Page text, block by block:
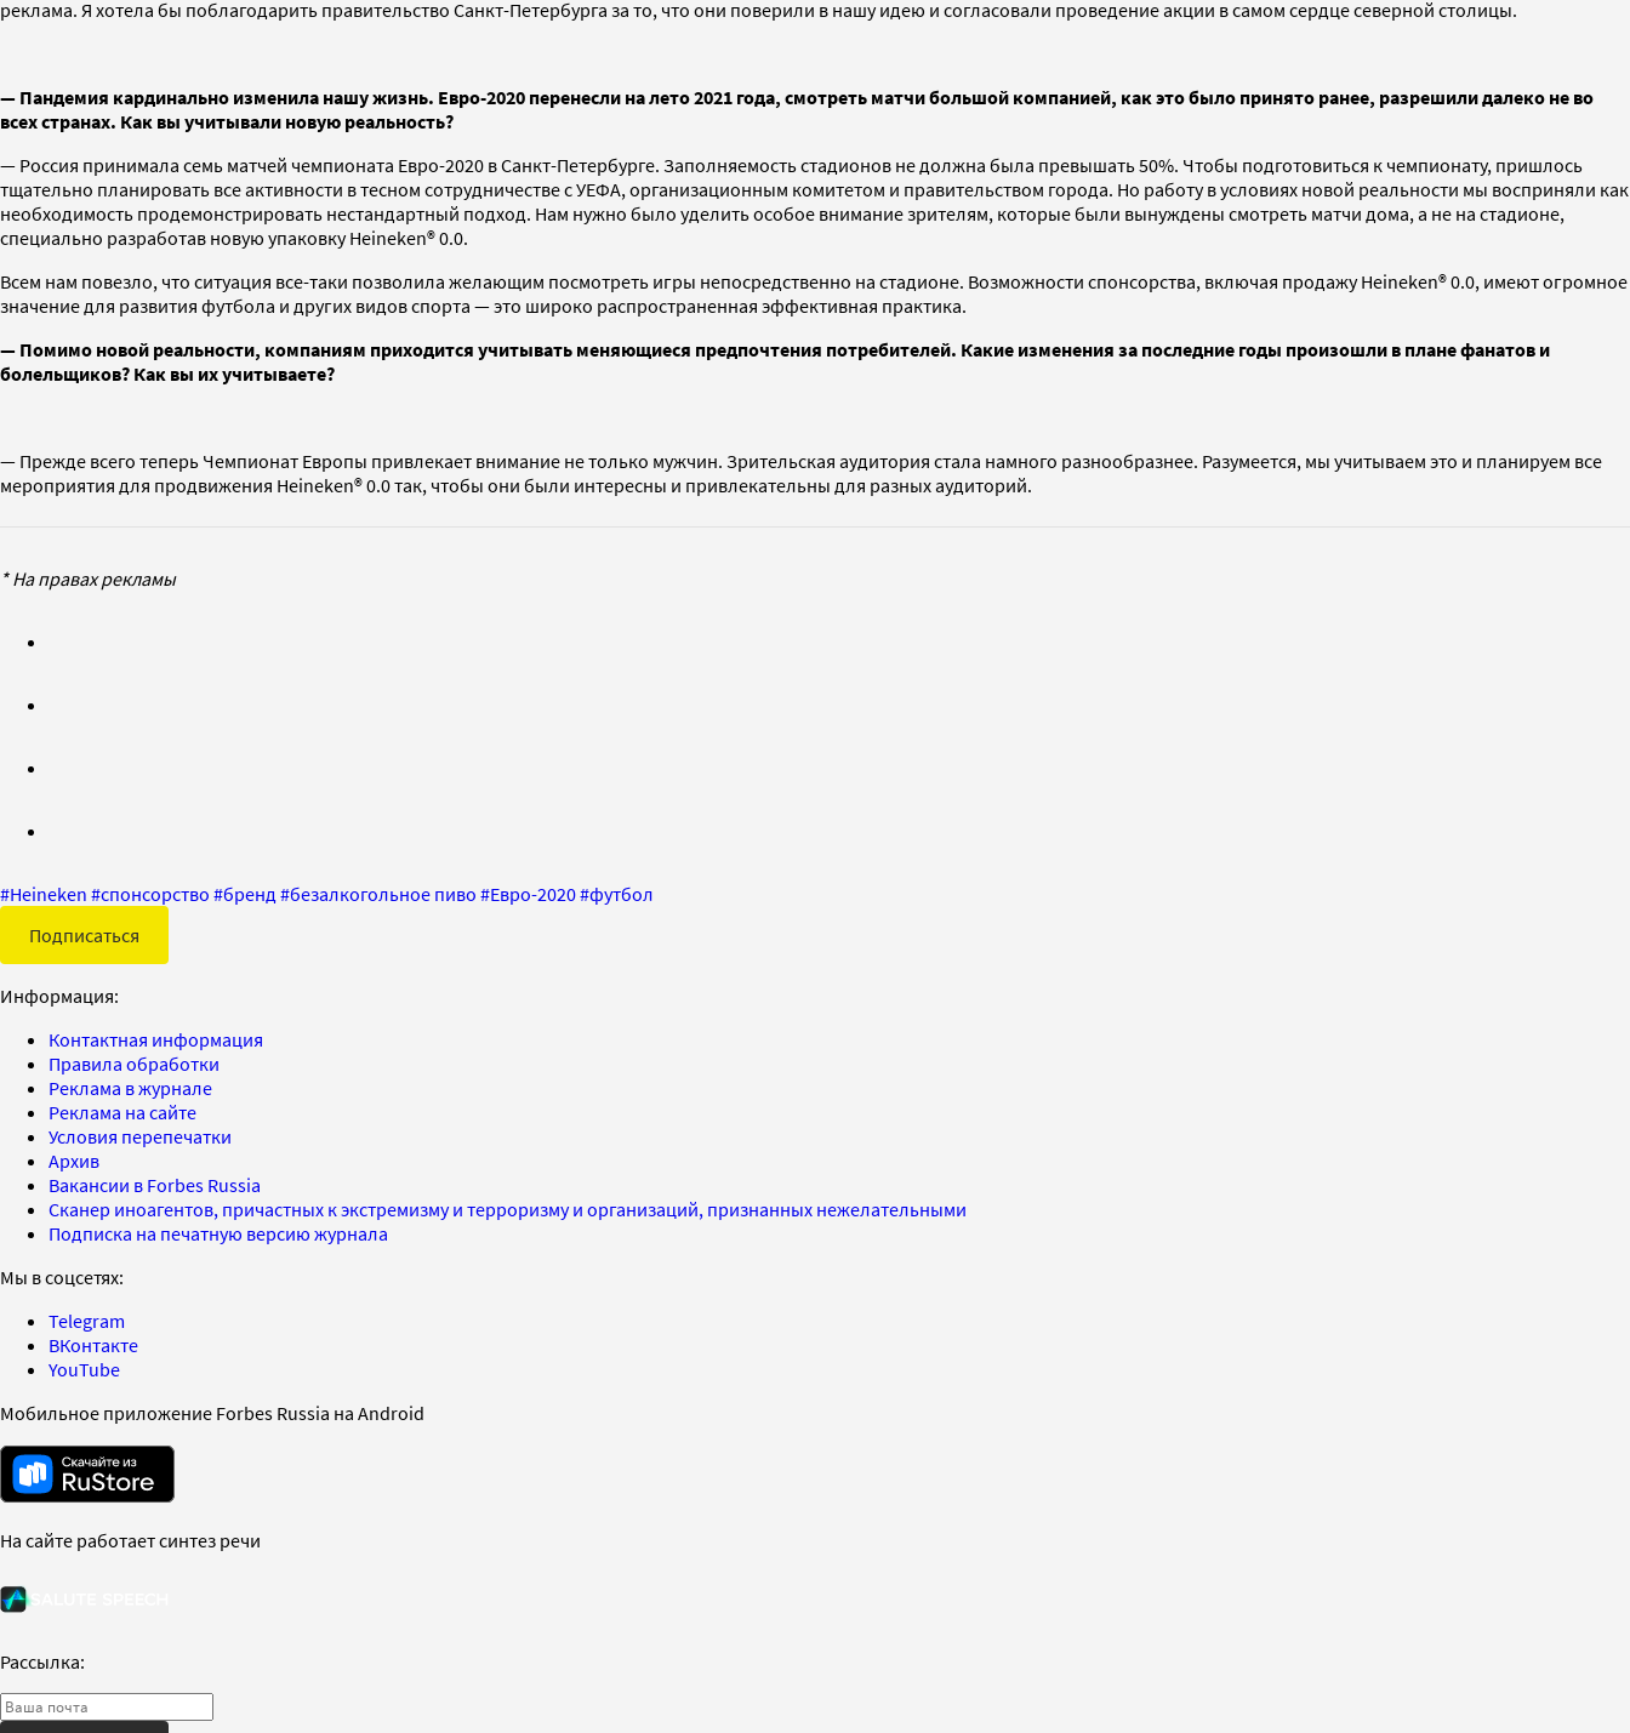
реклама. Я хотела бы поблагодарить правительство Санкт-Петербурга за то, что они поверили в нашу идею и согласовали проведение акции в самом сердце северной столицы.
— Пандемия кардинально изменила нашу жизнь. Евро-2020 перенесли на лето 2021 года, смотреть матчи большой компанией, как это было принято ранее, разрешили далеко не во
всех странах. Как вы учитывали новую реальность?
— Россия принимала семь матчей чемпионата Евро-2020 в Санкт-Петербурге. Заполняемость стадионов не должна была превышать 50%. Чтобы подготовиться к чемпионату, пришлось
тщательно планировать все активности в тесном сотрудничестве с УЕФА, организационным комитетом и правительством города. Но работу в условиях новой реальности мы восприняли как
необходимость продемонстрировать нестандартный подход. Нам нужно было уделить особое внимание зрителям, которые были вынуждены смотреть матчи дома, а не на стадионе,
специально разработав новую упаковку Heineken® 0.0.
Всем нам повезло, что ситуация все-таки позволила желающим посмотреть игры непосредственно на стадионе. Возможности спонсорства, включая продажу Heineken® 0.0, имеют огромное
значение для развития футбола и других видов спорта — это широко распространенная эффективная практика.
— Помимо новой реальности, компаниям приходится учитывать меняющиеся предпочтения потребителей. Какие изменения за последние годы произошли в плане фанатов и
болельщиков? Как вы их учитываете?
— Прежде всего теперь Чемпионат Европы привлекает внимание не только мужчин. Зрительская аудитория стала намного разнообразнее. Разумеется, мы учитываем это и планируем все
мероприятия для продвижения Heineken® 0.0 так, чтобы они были интересны и привлекательны для разных аудиторий.
* На правах рекламы
#Heineken #спонсорство #бренд #безалкогольное пиво #Евро-2020#футбол
Подписаться
Информация:
Контактная информация
Правила обработки
Реклама в журнале
Реклама на сайте
Условия перепечатки
Архив
Вакансии в Forbes Russia
Сканер иноагентов, причастных к экстремизму и терроризму и организаций, признанных нежелательными
Подписка на печатную версию журнала
Мы в соцсетях:
Telegram
ВКонтакте
YouTube
Мобильное приложение Forbes Russia на Android
На сайте работает синтез речи
Рассылка: